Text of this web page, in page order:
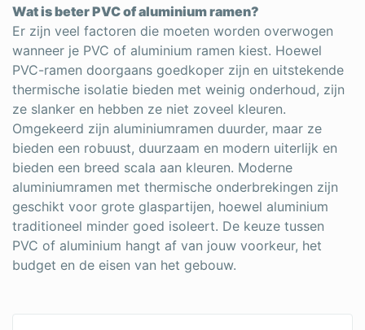
Wat is beter PVC of aluminium ramen?
Er zijn veel factoren die moeten worden overwogen
wanneer je PVC of aluminium ramen kiest. Hoewel
PVC-ramen doorgaans goedkoper zijn en uitstekende
thermische isolatie bieden met weinig onderhoud, zijn
ze slanker en hebben ze niet zoveel kleuren.
Omgekeerd zijn aluminiumramen duurder, maar ze
bieden een robuust, duurzaam en modern uiterlijk en
bieden een breed scala aan kleuren. Moderne
aluminiumramen met thermische onderbrekingen zijn
geschikt voor grote glaspartijen, hoewel aluminium
traditioneel minder goed isoleert. De keuze tussen
PVC of aluminium hangt af van jouw voorkeur, het
budget en de eisen van het gebouw.